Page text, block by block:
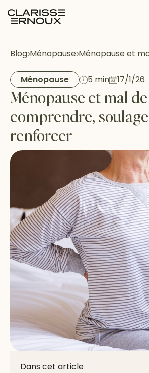
Blog Ménopause Ménopause et
Ménopause 5 min 17/1/26
Ménopause et mal
comprendre,
renforcer
Dans cet article